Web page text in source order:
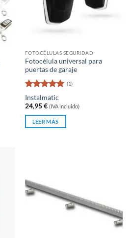
FOTOCÉLULAS SEGURIDAD
Fotocélula universal para
puertas de garaje
Valorado
con5 de 5
(1)
Instalmatic
24,95€ (IVA incluido)
LEER MÁS